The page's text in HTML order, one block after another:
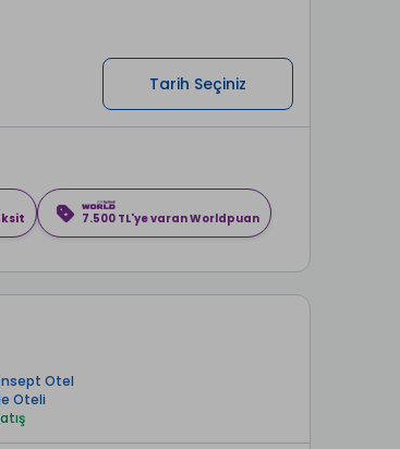
Tarih Seçiniz
7.500 TL'ye varan Worldpuan
Otel
Oteli